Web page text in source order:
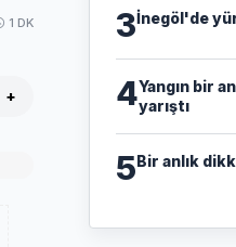
1 DK
+
3İnegöl'de
4Yangın bir
yarıştı
5Bir anlık